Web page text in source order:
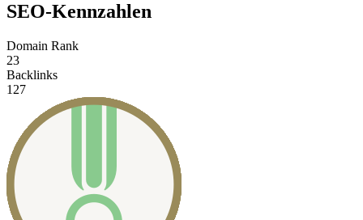
SEO-Kennzahlen
Domain Rank
23
Backlinks
127